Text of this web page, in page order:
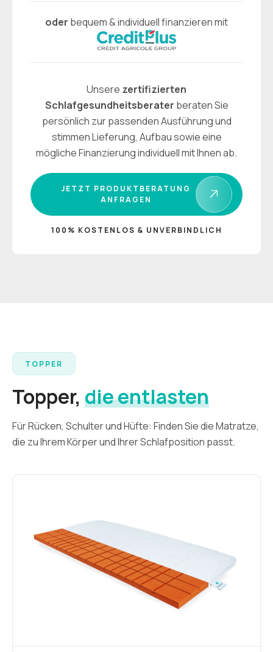
oder bequem & individuell finanzieren mit
Unsere zertifizierten
Schlafgesundheitsberater beraten Sie
persönlich zur passenden Ausführung und
stimmen Lieferung, Aufbau sowie eine
mögliche Finanzierung individuell mit Ihnen ab.
JETZT PRODUKTBERATUNG
ANFRAGEN
100% KOSTENLOS & UNVERBINDLICH
TOPPER
Topper, die entlasten
Für Rücken, Schulter und Hüfte: Finden Sie die Matratze,
die zu Ihrem Körper und Ihrer Schlafposition passt.